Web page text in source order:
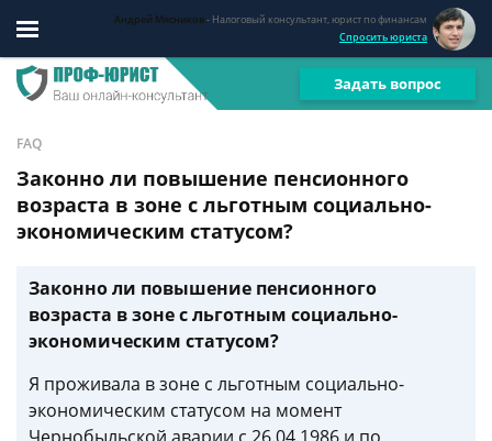
Андрей Мясников- Налоговый консультант, юрист по финансам
Спросить юриста
Задать вопрос
FAQ
Законно ли повышение пенсионного
возраста в зоне с льготным социально-
экономическим статусом?
Законно ли повышение пенсионного
возраста в зоне с льготным социально-
экономическим статусом?
Я проживала в зоне с льготным социально-
экономическим статусом на момент